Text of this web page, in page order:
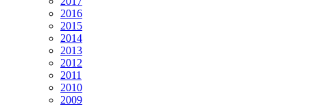
2016
2015
2014
2013
2012
2011
2010
2009